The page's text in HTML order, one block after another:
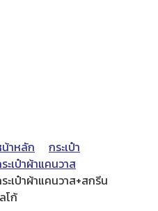
าหลัก
กระเป๋า
ะเป๋าผ้าแคนวาส
ะเป๋าผ้าแคนวาส+สกรีน
โก้